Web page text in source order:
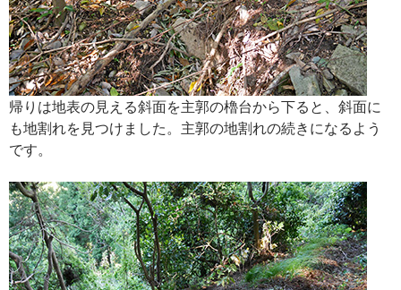
帰りは地表の見える斜面を主郭の櫓台から下ると、斜面に
も地割れを見つけました。主郭の地割れの続きになるよう
です。